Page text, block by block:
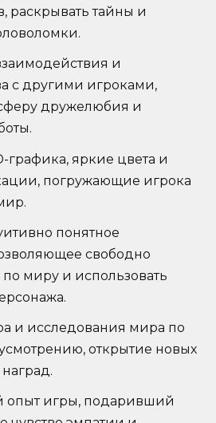
раскрывать тайны и
и
с другими игроками,
дружелюбия и
графика, яркие цвета и
погружающие игрока
понятное
свободно
миру и использовать
и исследования мира по
открытие новых
опыт игры, подаривший